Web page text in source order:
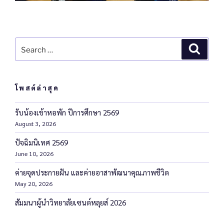
โพสต์ล่าสุด
รับน้องเข้าหอพัก ปีการศึกษา 2569
August 3, 2026
ปัจฉิมนิเทศ 2569
June 10, 2026
ค่ายจุดประกายฝัน และค่ายอาสาพัฒนาคุณภาพชีวิต
May 20, 2026
สัมมนาผู้นำวิทยาลัยเซนต์หลุยส์ 2026